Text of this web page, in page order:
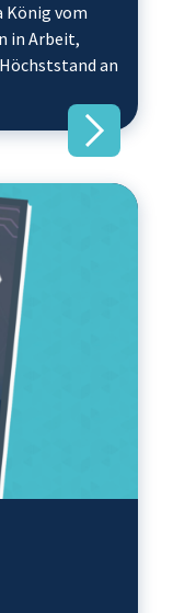
König vom
in Arbeit,
an